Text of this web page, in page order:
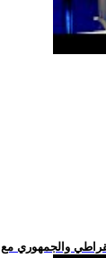
والجمهوري